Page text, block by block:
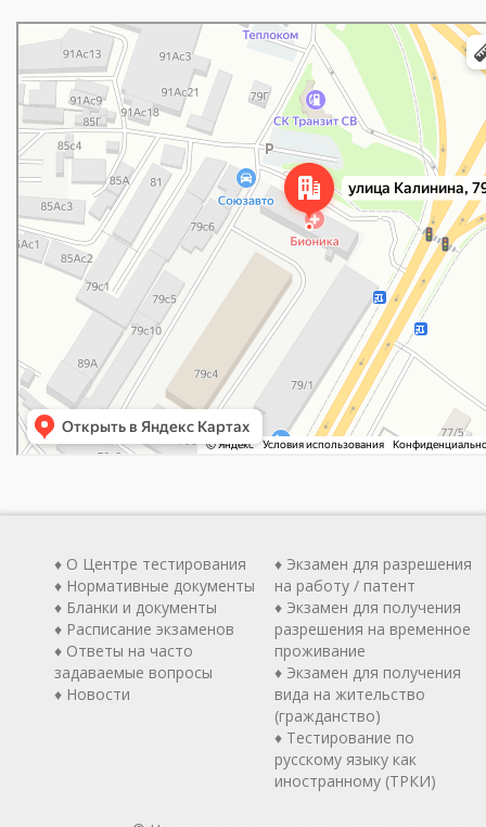
Красноярск
Улица Калинина, 79 — Яндекс Карты
♦ О Центре тестирования
♦ Нормативные документы
♦ Бланки и документы
♦ Расписание экзаменов
♦ Ответы на часто
задаваемые вопросы
♦ Новости
♦ Экзамен для разрешения
на работу / патент
♦ Экзамен для получения
разрешения на временное
проживание
♦ Экзамен для получения
вида на жительство
(гражданство)
♦ Тестирование по
русскому языку как
иностранному (ТРКИ)